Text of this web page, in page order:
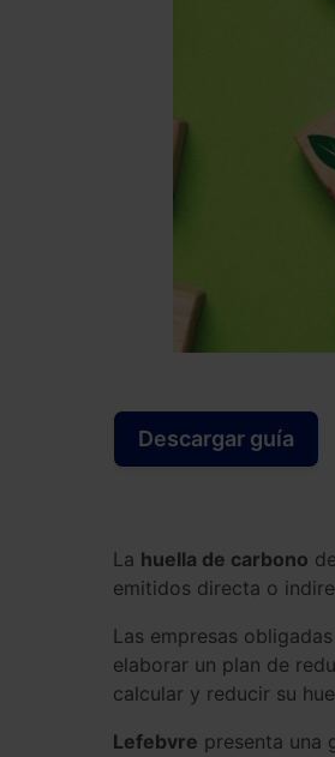
Descargar guía
La huella de carbono
emitidos directa o
Las empresas
elaborar un plan de
calcular y reducir su
Lefebvre presenta una